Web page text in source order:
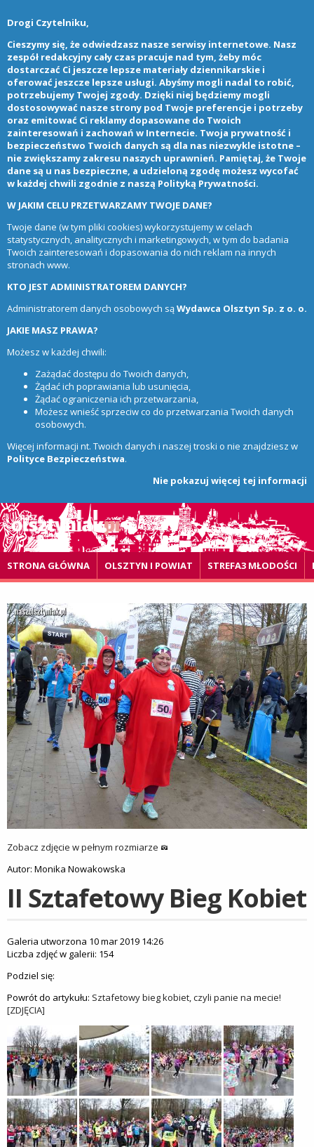
Drogi Czytelniku,
Cieszymy się, że odwiedzasz nasze serwisy internetowe. Nasz
zespół redakcyjny cały czas pracuje nad tym, żeby móc
dostarczać Ci jeszcze lepsze materiały dziennikarskie i
oferować jeszcze lepsze usługi. Abyśmy mogli nadal to robić,
potrzebujemy Twojej zgody. Dzięki niej będziemy mogli
dostosowywać nasze strony pod Twoje preferencje i potrzeby
oraz emitować Ci reklamy dopasowane do Twoich
zainteresowań i zachowań w Internecie. Twoja prywatność i
bezpieczeństwo Twoich danych są dla nas niezwykle istotne –
nie zwiększamy zakresu naszych uprawnień. Pamiętaj, że Twoje
dane są u nas bezpieczne, a udzieloną zgodę możesz wycofać
w każdej chwili zgodnie z naszą Polityką Prywatności.
W JAKIM CELU PRZETWARZAMY TWOJE DANE?
Twoje dane (w tym pliki cookies) wykorzystujemy w celach
statystycznych, analitycznych i marketingowych, w tym do badania
Twoich zainteresowań i dopasowania do nich reklam na innych
stronach www.
KTO JEST ADMINISTRATOREM DANYCH?
Administratorem danych osobowych sąWydawca Olsztyn Sp. z o. o.
JAKIE MASZ PRAWA?
Możesz w każdej chwili:
Zażądać dostępu do Twoich danych,
Żądać ich poprawiania lub usunięcia,
Żądać ograniczenia ich przetwarzania,
Możesz wnieść sprzeciw co do przetwarzania Twoich danych
osobowych.
Więcej informacji nt. Twoich danych i naszej troski o nie znajdziesz w
Polityce Bezpieczeństwa.
Nie pokazuj więcej tej informacji
STRONA GŁÓWNA OLSZTYN I POWIAT STREFA3 MŁODOŚCI
Zobacz zdjęcie w pełnym rozmiarze
Autor: Monika Nowakowska
II Sztafetowy Bieg Kobiet
Galeria utworzona 10 mar 2019 14:26
Liczba zdjęć w galerii: 154
Podziel się:
Powrót do artykułu: Sztafetowy bieg kobiet, czyli panie na mecie!
[ZDJĘCIA]